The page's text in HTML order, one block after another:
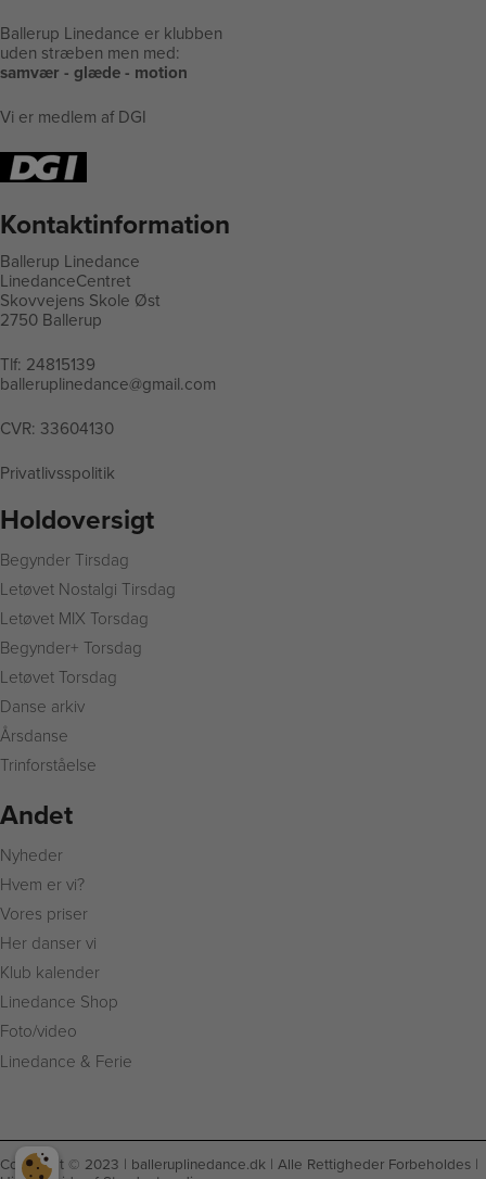
Ballerup Linedance er klubben
uden stræben men med:
samvær - glæde - motion
Vi er medlem af DGI
Kontaktinformation
Ballerup Linedance
LinedanceCentret
Skovvejens Skole Øst
2750 Ballerup
Tlf: 24815139
balleruplinedance@gmail.com
CVR: 33604130
Privatlivsspolitik
Holdoversigt
Begynder Tirsdag
Letøvet Nostalgi Tirsdag
Letøvet MIX Torsdag
Begynder+ Torsdag
Letøvet Torsdag
Danse arkiv
Årsdanse
Trinforståelse
Andet
Nyheder
Hvem er vi?
Vores priser
Her danser vi
Klub kalender
Linedance Shop
Foto/video
Linedance & Ferie
Copyright © 2023 | balleruplinedance.dk | Alle Rettigheder Forbeholdes |